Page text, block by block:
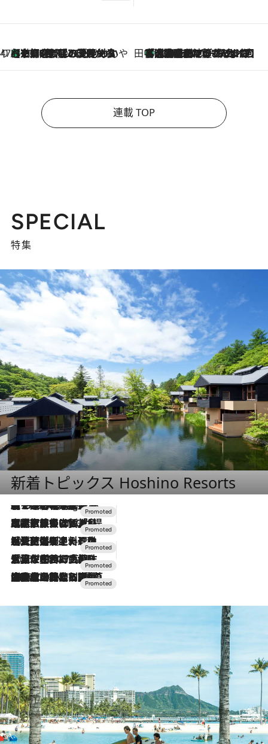
47都道府県の手みやげ ひんやりスイーツで夏を満喫
2026.8.7
【京都府】この夏絶対食べたい 冷やしておいしいおやつ3選 ひと口目から心を掴む新緑のテリーヌ 田中稲の勝手に再ブーム
2026.8.7
「湘南乃風に憧れて」観客大盛上がりの“タオル回し”に、ラッパー顔負けの高速歌唱まで…さだまさし（74）のアグレッシブすぎる現在地
連載 TOP
SPECIAL
特集
新着トピックス Hoshino Resorts
11 Hours Ago
【トンボの足水浴】ヒノキの香りに包まれて涼感マックス！約13℃の湧水かけ流しを避暑地「星野温泉 トンボの湯」で体験
2026.7.31
【ホテル帰省】という選択肢をOMOが提案。家族とほどよい距離を保つには「昼は実家、夜は気兼ねなくホテルで！」
2026.7.24
【夏限定ディナーコース】旬を迎える稚鮎や花ズッキーニなどをイタリア・トスカーナの郷土料理の手法で満喫！
2026.7.17
「土佐和ハーブかき氷」がOMO7高知に登場！生姜、山椒、大葉など目にも舌にも涼を呼ぶ郷土の味
2026.7.10
NEW OPEN！【界 草津】名湯の地に誕生。趣の異なる2種の温泉と上州ならではの会席・蕎麦割烹など美食を味わう究極の癒やし旅